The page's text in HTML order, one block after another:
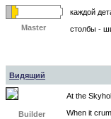
Master
каждой
столбы -
Видящий
Builder
At the
When it